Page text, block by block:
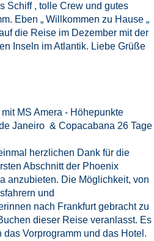
Schiff , tolle Crew und gutes
Eben „ Willkommen zu Hause „
die Reise im Dezember mit der
Inseln im Atlantik. Liebe Grüße
MS Amera - Höhepunkte
Janeiro & Copacabana 26 Tage
herzlichen Dank für die
Abschnitt der Phoenix
anzubieten. Die Möglichkeit, von
und
nach Frankfurt gebracht zu
dieser Reise veranlasst. Es
Vorprogramm und das Hotel.